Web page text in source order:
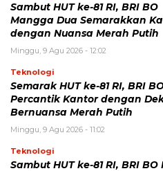
Sambut HUT ke-81 RI, BRI BO
Mangga Dua Semarakkan
dengan Nuansa Merah Putih
Minggu, 9 Agu 2026 - 12:02
Teknologi
Semarak HUT ke-81 RI, BRI
Percantik Kantor dengan
Bernuansa Merah Putih
Minggu, 9 Agu 2026 - 11:02
Teknologi
Sambut HUT ke-81 RI, BRI